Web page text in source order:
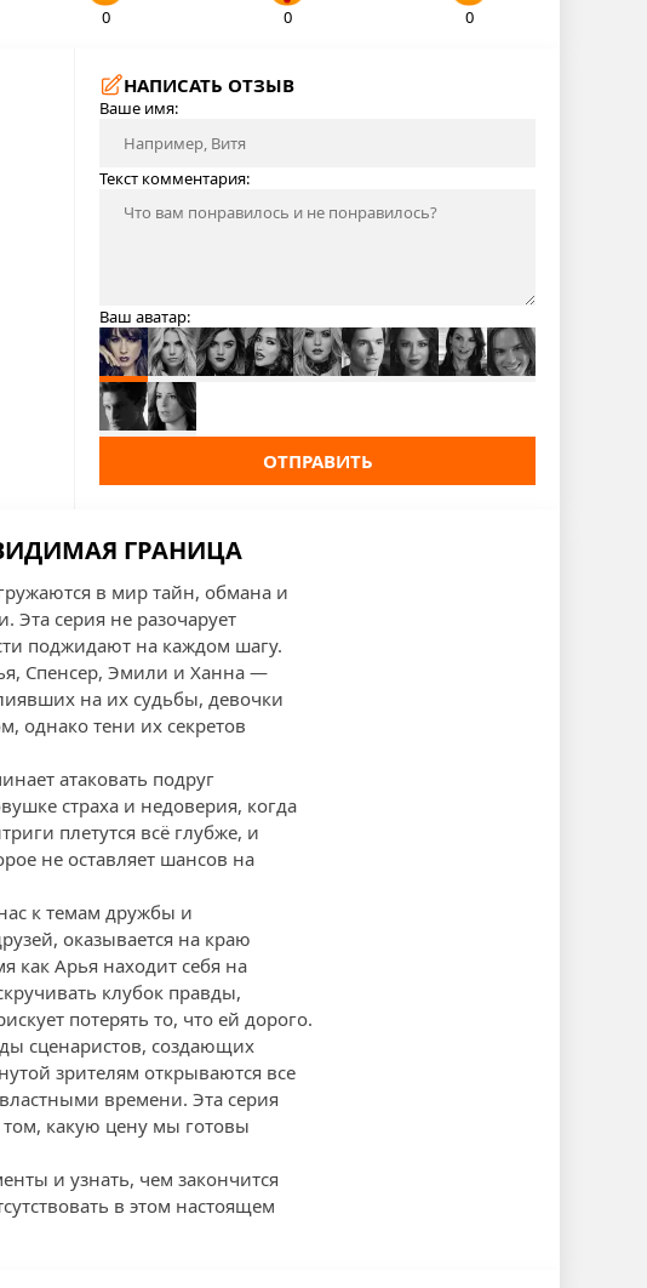
0 0 0
НАПИСАТЬ ОТЗЫВ
Ваше имя:
Текст комментария:
Ваш аватар:
ОТПРАВИТЬ
ГРАНИЦА
в мир тайн, обмана и
серия не разочарует
поджидают на каждом шагу.
Спенсер, Эмили и Ханна —
на их судьбы, девочки
однако тени их секретов
атаковать подруг
страха и недоверия, когда
плетутся всё глубже, и
не оставляет шансов на
к темам дружбы и
оказывается на краю
как Арья находит себя на
клубок правды,
потерять то, что ей дорого.
сценаристов, создающих
зрителям открываются все
времени. Эта серия
том, какую цену мы готовы
и узнать, чем закончится
в этом настоящем